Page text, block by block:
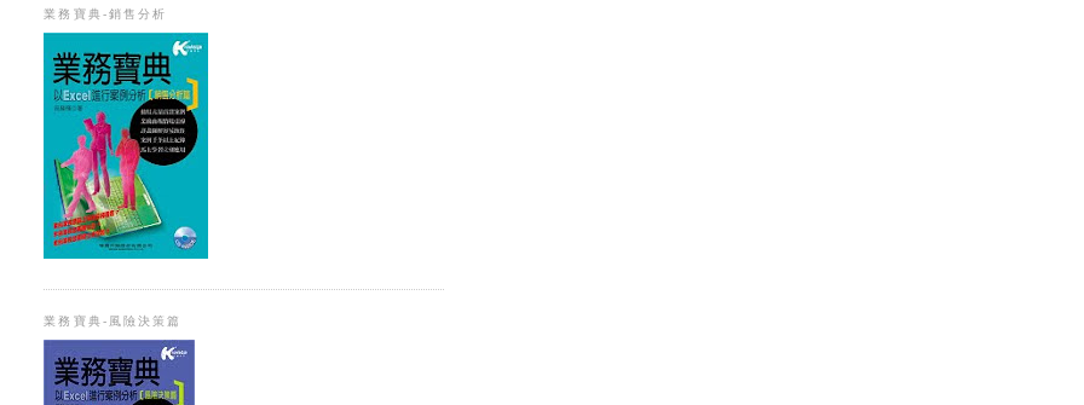
業務寶典-銷售分析
業務寶典-風險決策篇